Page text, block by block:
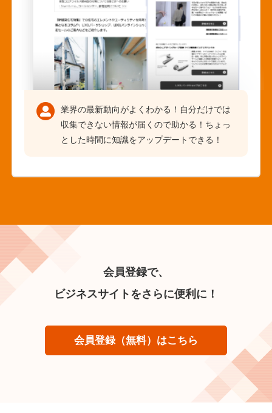
業界の最新動向がよくわかる！自分だけでは
収集できない情報が届くので助かる！ちょっ
とした時間に知識をアップデートできる！
会員登録で、
ビジネスサイトをさらに便利に！
会員登録（無料）はこちら